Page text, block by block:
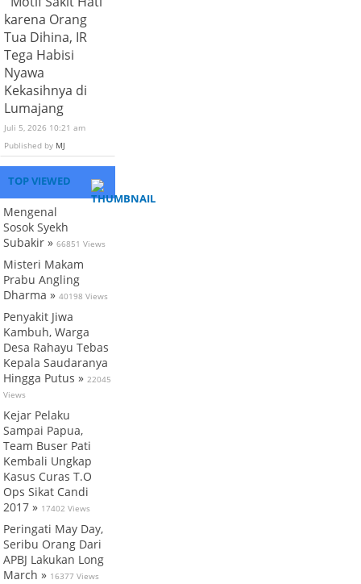
karena Orang
Tua Dihina, IR
Tega Habisi
Nyawa
Kekasihnya di
Lumajang
Juli 5, 2026 10:21 am
Published by MJ
TOP VIEWED
Mengenal
Sosok Syekh
Subakir » 66851 Views
Misteri Makam
Prabu Angling
Dharma » 40198 Views
Penyakit Jiwa
Kambuh, Warga
Desa Rahayu Tebas
Kepala Saudaranya
Hingga Putus » 22045
Views
Kejar Pelaku
Sampai Papua,
Team Buser Pati
Kembali Ungkap
Kasus Curas T.O
Ops Sikat Candi
2017 » 17402 Views
Peringati May Day,
Seribu Orang Dari
APBJ Lakukan Long
March » 16377 Views